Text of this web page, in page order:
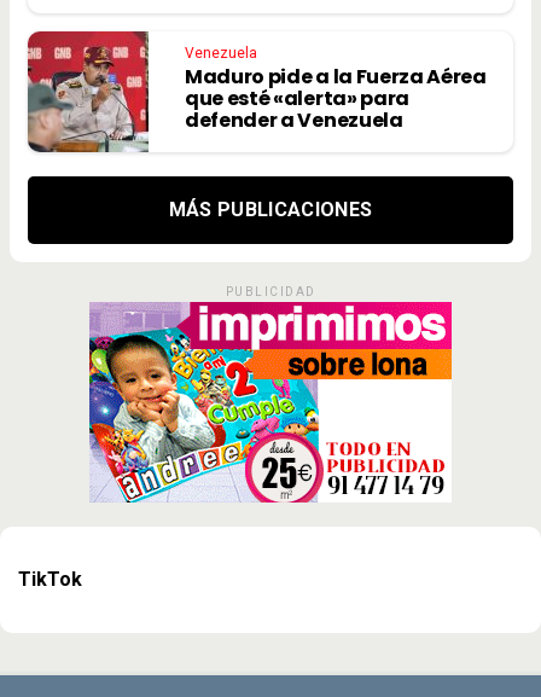
Venezuela
Maduro pide a la Fuerza Aérea
que esté «alerta» para
defender a Venezuela
MÁS PUBLICACIONES
PUBLICIDAD
TikTok